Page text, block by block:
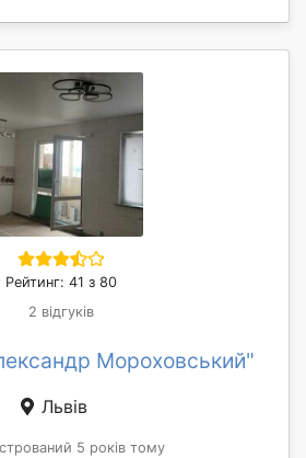
Рейтинг: 41 з 80
2 відгуків
Мороховський"
Львів
5 років тому